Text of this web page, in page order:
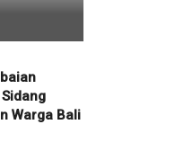
Warga Bali